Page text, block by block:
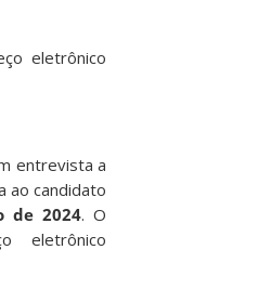
eletrônico
entrevista a
ao candidato
de 2024. O
eletrônico